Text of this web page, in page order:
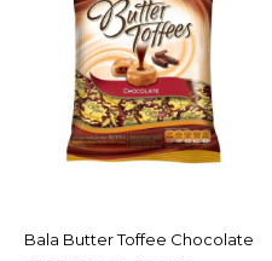
ACESSAR
Bala Butter Toffee Chocolate